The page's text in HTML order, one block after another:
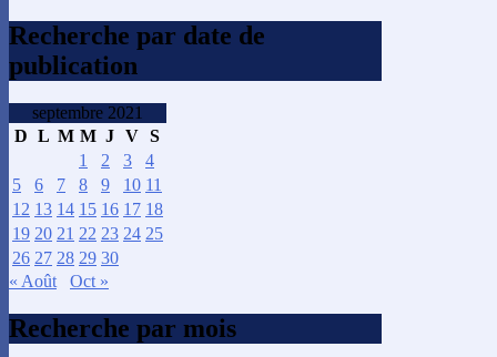
Recherche par date de
publication
septembre 2021
D L M M J V S
1
2 3
4
5
6 7 8 9 10 11
12 13 14 15 16 17 18
19 20 21 22 23 24 25
26 27 28 29 30
« Août
Oct »
Recherche par mois